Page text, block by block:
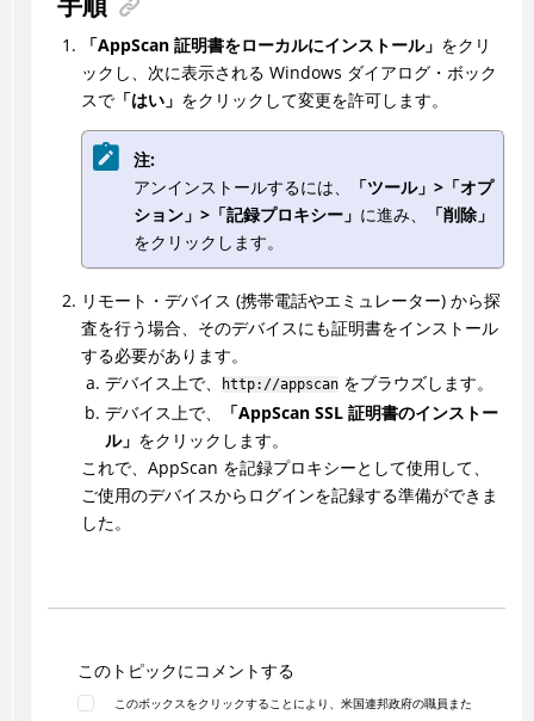
「AppScan 証明書をローカルにインストール」 をクリ
ックし、次に表示される Windows ダイアログ・ボック
スで「はい」 をクリックして変更を許可します。
注:
アンインストールするには、
「ツール」>「オプ
ション」>「記録プロキシー」 に進み、
「削除」
をクリックします。
リモート・デバイス (携帯電話やエミュレーター) から探
査を行う場合、そのデバイスにも証明書をインストール
する必要があります。
デバイス上で、
http://appscanをブラウズします。
デバイス上で、
「AppScan SSL 証明書のインストー
ル」 をクリックします。
これで、AppScan を記録プロキシーとして使用して、
ご使用のデバイスからログインを記録する準備ができま
した。
このトピックにコメントする
このボックスをクリックすることにより、米国連邦政府の職員また